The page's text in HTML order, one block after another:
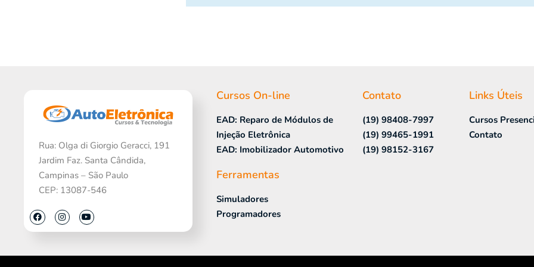
Rua: Olga di Giorgio Geracci, 191
Jardim Faz. Santa Cândida,
Campinas – São Paulo
CEP: 13087-546
Cursos On-line
EAD: Reparo de Módulos de
Injeção Eletrônica
EAD: Imobilizador Automotivo
Ferramentas
Simuladores
Programadores
Contato
(19) 98408-7997
(19) 99465-1991
(19) 98152-3167
Links Úteis
Cursos
Contato